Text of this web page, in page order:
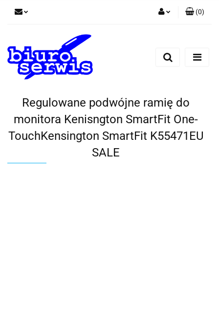
Zarejestruj się
(0)
Regulowane podwójne ramię do
monitora Kenisngton SmartFit One-
TouchKensington SmartFit K55471EU
SALE